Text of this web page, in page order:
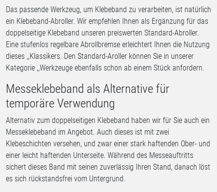
Das passende Werkzeug, um Klebeband zu verarbeiten, ist natürlich
ein Klebeband-Abroller. Wir empfehlen Ihnen als Ergänzung für das
doppelseitige Klebeband unseren preiswerten Standard-Abroller.
Eine stufenlos regelbare Abrollbremse erleichtert Ihnen die Nutzung
dieses ,,Klassikers. Den Standard-Aroller können Sie in unserer
Kategorie ,,Werkzeuge ebenfalls schon ab einem Stück anfordern.
Messeklebeband als Alternative für
temporäre Verwendung
Alternativ zum doppelseitigen Klebeband haben wir für Sie auch ein
Messeklebeband im Angebot. Auch dieses ist mit zwei
Klebeschichten versehen, und zwar einer stark haftenden Ober- und
einer leicht haftenden Unterseite. Während des Messeauftritts
sichert dieses Band mit seinen zuverlässig Ihren Stand, danach löst
es sich rückstandsfrei vom Untergrund.